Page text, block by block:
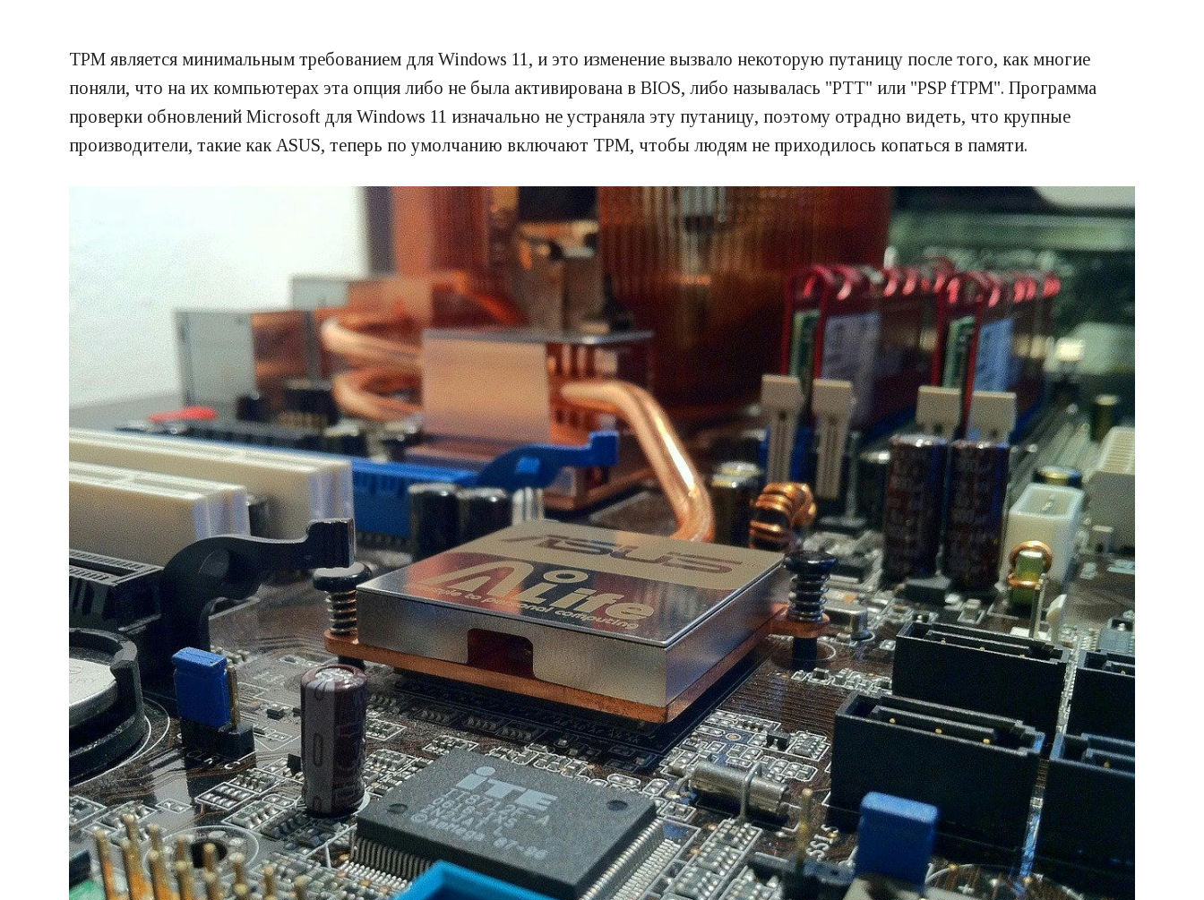
TPM является минимальным требованием для Windows 11, и это изменение вызвало некоторую путаницу после того, как многие
поняли, что на их компьютерах эта опция либо не была активирована в BIOS, либо называлась "PTT" или "PSP fTPM". Программа
проверки обновлений Microsoft для Windows 11 изначально не устраняла эту путаницу, поэтому отрадно видеть, что крупные
производители, такие как ASUS, теперь по умолчанию включают TPM, чтобы людям не приходилось копаться в памяти.